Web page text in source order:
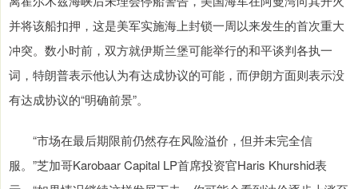
并将该船扣押，这是美军实施海上封锁一周以来发生的首次重大
冲突。数小时前，双方就伊斯兰堡可能举行的和平谈判各执一
词，特朗普表示他认为有达成协议的可能，而伊朗方面则表示没
有达成协议的“明确前景”。
“市场在最后期限前仍然存在风险溢价，但并未完全信
服。”芝加哥Karobaar Capital LP首席投资官Haris Khurshid表